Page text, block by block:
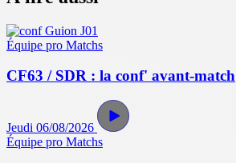
Équipe pro Matchs
CF63 / SDR : la conf' avant-match
Jeudi 06/08/2026
Équipe pro Matchs